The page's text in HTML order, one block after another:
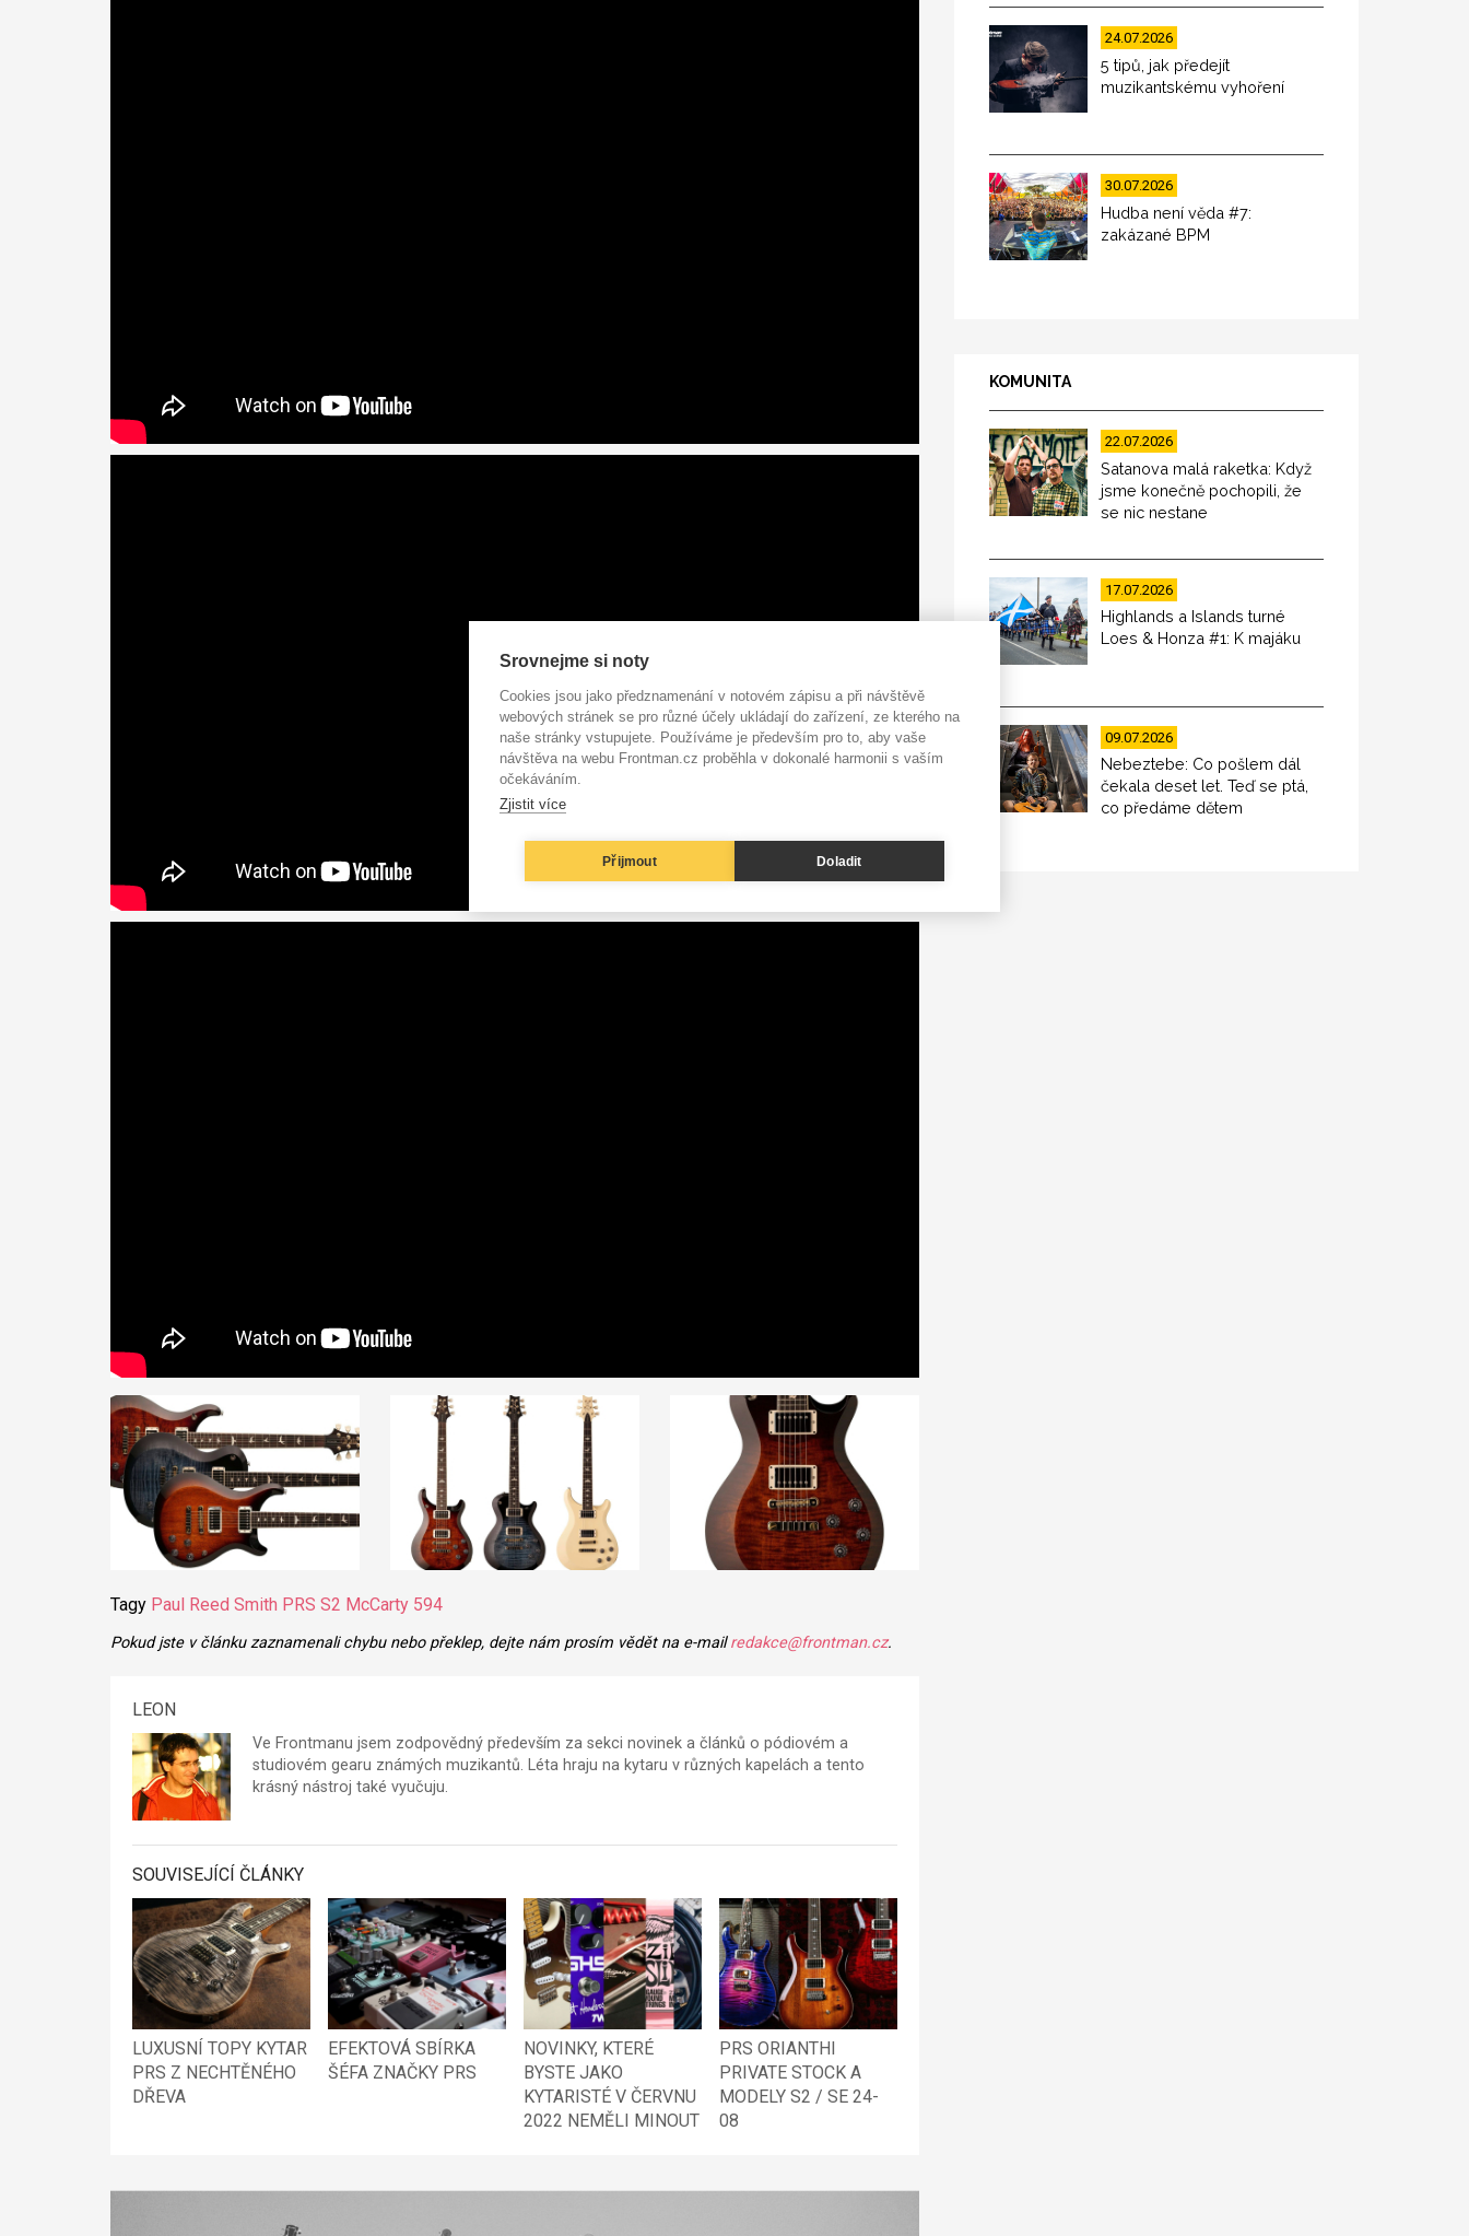
Tagy Paul Reed Smith PRS S2 McCarty 594
Pokud jste v článku zaznamenali chybu nebo překlep, dejte nám prosím vědět na e-mailredakce@frontman.cz.
LEON
Ve Frontmanu jsem zodpovědný především za sekci novinek a článků o pódiovém a
studiovém gearu známých muzikantů. Léta hraju na kytaru v různých kapelách a tento
krásný nástroj také vyučuju.
SOUVISEJÍCÍ ČLÁNKY
LUXUSNÍ TOPY KYTAR
PRS Z NECHTĚNÉHO
DŘEVA
EFEKTOVÁ SBÍRKA
ŠÉFA ZNAČKY PRS
NOVINKY, KTERÉ
BYSTE JAKO
KYTARISTÉ V ČERVNU
2022 NEMĚLI MINOUT
PRS ORIANTHI
PRIVATE STOCK A
MODELY S2 / SE 24-
08
24.07.2026
5 tipů, jak předejít
muzikantskému vyhoření
30.07.2026
Hudba není věda #7:
zakázané BPM
KOMUNITA
22.07.2026
Satanova malá raketka: Když
jsme konečně pochopili, že
se nic nestane
17.07.2026
Highlands a Islands turné
Loes & Honza #1: K majáku
09.07.2026
Nebeztebe: Co pošlem dál
čekala deset let. Teď se ptá,
co předáme dětem
Srovnejme si noty
Cookies jsou jako předznamenání v notovém zápisu a při návštěvě
webových stránek se pro různé účely ukládají do zařízení, ze kterého na
naše stránky vstupujete. Používáme je především pro to, aby vaše
návštěva na webu Frontman.cz proběhla v dokonalé harmonii s vaším
očekáváním.
Zjistit více
Přijmout Doladit